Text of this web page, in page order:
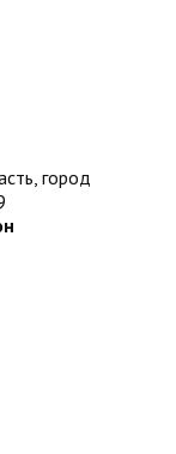
город